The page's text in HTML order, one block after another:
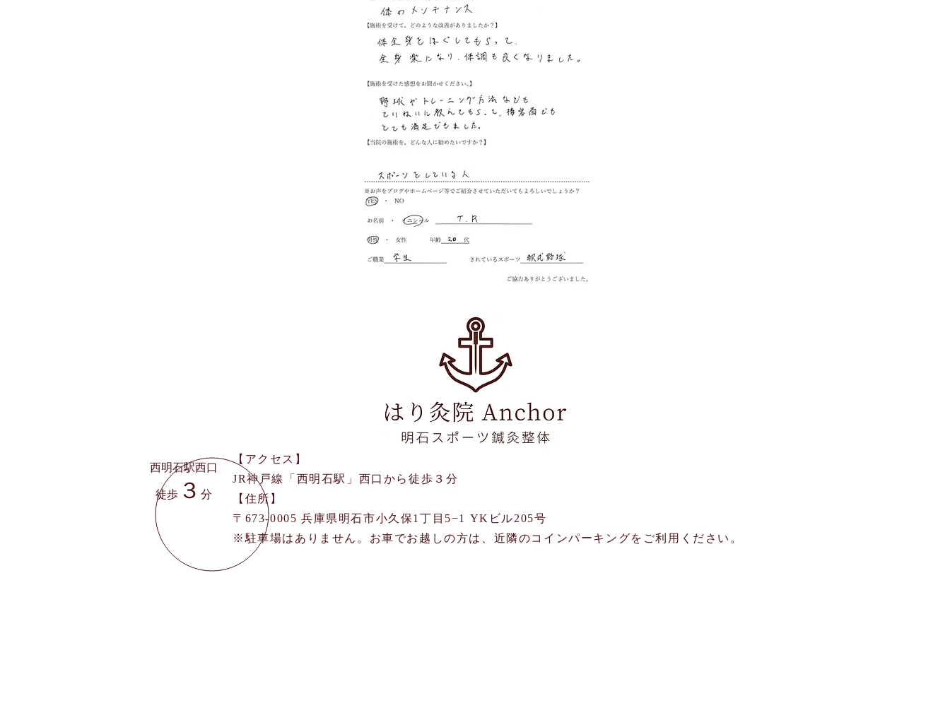
西明石駅西口
徒歩 ３ 分
【アクセス】
JR神戸線「西明石駅」西口から徒歩３分
【住所】
〒673-0005 兵庫県明石市小久保1丁目5−1 YKビル205号
​※駐車場はありません。お車でお越しの方は、近隣のコインパーキングをご利用ください。